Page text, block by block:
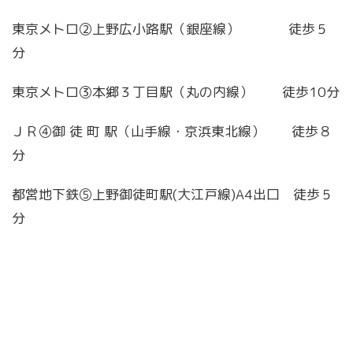
東京メトロ②上野広小路駅（銀座線） 徒歩５
分
東京メトロ③本郷３丁目駅（丸の内線） 徒歩10分
ＪＲ④御 徒 町 駅（山手線・京浜東北線） 徒歩８
分
都営地下鉄⑤上野御徒町駅(大江戸線)A4出口 徒歩５
分